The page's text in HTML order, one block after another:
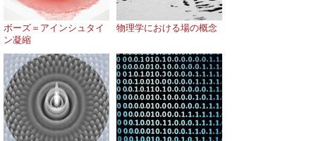
ボーズ＝アインシュタイ
ン凝縮
物理学における場の概念